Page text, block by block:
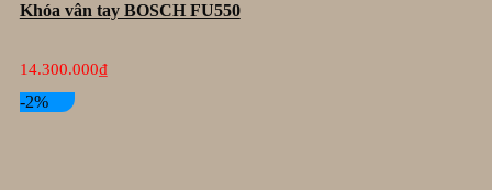
Khóa vân tay BOSCH FU550
14.300.000₫
-2%